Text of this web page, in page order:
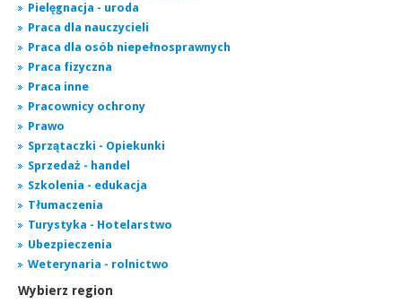
Pielęgnacja - uroda
Praca dla nauczycieli
Praca dla osób niepełnosprawnych
Praca fizyczna
Praca inne
Pracownicy ochrony
Prawo
Sprzątaczki - Opiekunki
Sprzedaż - handel
Szkolenia - edukacja
Tłumaczenia
Turystyka - Hotelarstwo
Ubezpieczenia
Weterynaria - rolnictwo
Wybierz region